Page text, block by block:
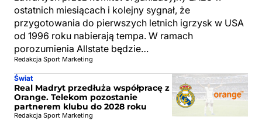
ostatnich miesiącach i kolejny sygnał, że
przygotowania do pierwszych letnich igrzysk w USA
od 1996 roku nabierają tempa. W ramach
porozumienia Allstate będzie…
Redakcja Sport Marketing
Świat
Real Madryt przedłuża współpracę z
Orange. Telekom pozostanie
partnerem klubu do 2028 roku
Redakcja Sport Marketing